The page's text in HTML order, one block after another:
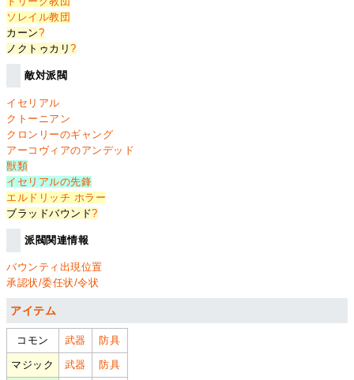
ソレイル教団
カーン?
ノクトゥカリ?
敵対派閥
イセリアル
クトーニアン
クロンリーのギャング
アーコヴィアのアンデッド
獣類
イセリアルの先鋒
エルドリッチ ホラー
ブラッドバウンド?
派閥関連情報
バウンティ出現位置
承認状/委任状/令状
アイテム
コモン 武器 防具
マジック 武器 防具